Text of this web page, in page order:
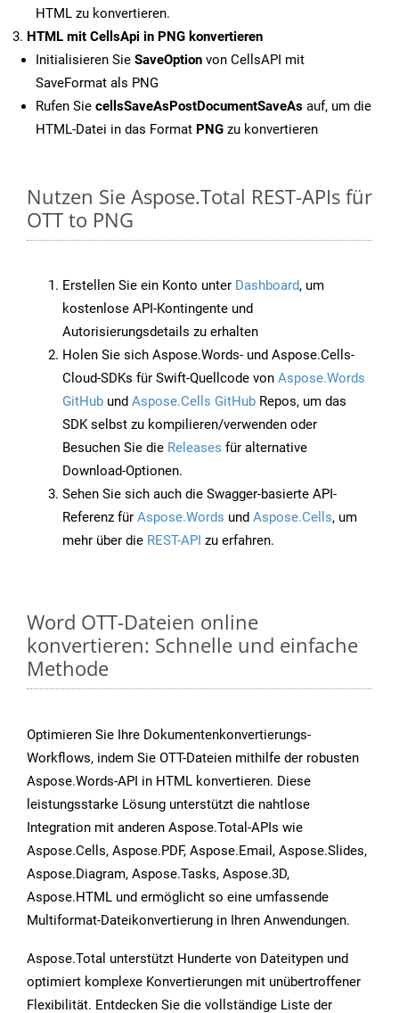
HTML zu konvertieren.
HTML mit CellsApi in PNG konvertieren
Initialisieren Sie SaveOption von CellsAPI mit
SaveFormat als PNG
Rufen Sie cellsSaveAsPostDocumentSaveAs auf, um die
HTML-Datei in das Format PNG zu konvertieren
Nutzen Sie Aspose.Total REST-APIs für
OTT to PNG
Erstellen Sie ein Konto unter Dashboard, um
kostenlose API-Kontingente und
Autorisierungsdetails zu erhalten
Holen Sie sich Aspose.Words- und Aspose.Cells-
Cloud-SDKs für Swift-Quellcode von Aspose.Words
GitHub und Aspose.Cells GitHub Repos, um das
SDK selbst zu kompilieren/verwenden oder
Besuchen Sie die Releases für alternative
Download-Optionen.
Sehen Sie sich auch die Swagger-basierte API-
Referenz für Aspose.Words und Aspose.Cells, um
mehr über die REST-API zu erfahren.
Word OTT-Dateien online
konvertieren: Schnelle und einfache
Methode
Optimieren Sie Ihre Dokumentenkonvertierungs-
Workflows, indem Sie OTT-Dateien mithilfe der robusten
Aspose.Words-API in HTML konvertieren. Diese
leistungsstarke Lösung unterstützt die nahtlose
Integration mit anderen Aspose.Total-APIs wie
Aspose.Cells, Aspose.PDF, Aspose.Email, Aspose.Slides,
Aspose.Diagram, Aspose.Tasks, Aspose.3D,
Aspose.HTML und ermöglicht so eine umfassende
Multiformat-Dateikonvertierung in Ihren Anwendungen.
Aspose.Total unterstützt Hunderte von Dateitypen und
optimiert komplexe Konvertierungen mit unübertroffener
Flexibilität. Entdecken Sie die vollständige Liste der